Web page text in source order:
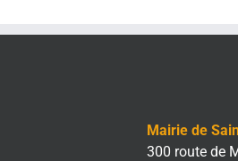
Mairie de
300 route de